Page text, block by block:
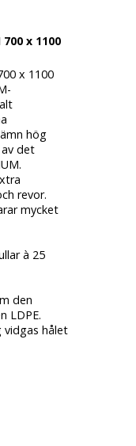
x 1100
x 1100
hög
det
revor.
mycket
à 25
den
LDPE.
vidgas hålet